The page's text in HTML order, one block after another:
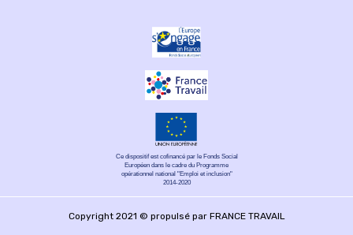
Ce dispositif est cofinancé par le Fonds Social
Européen dans le cadre du Programme
opérationnel national "Emploi et inclusion"
2014-2020
Copyright 2021 © propulsé par FRANCE TRAVAIL